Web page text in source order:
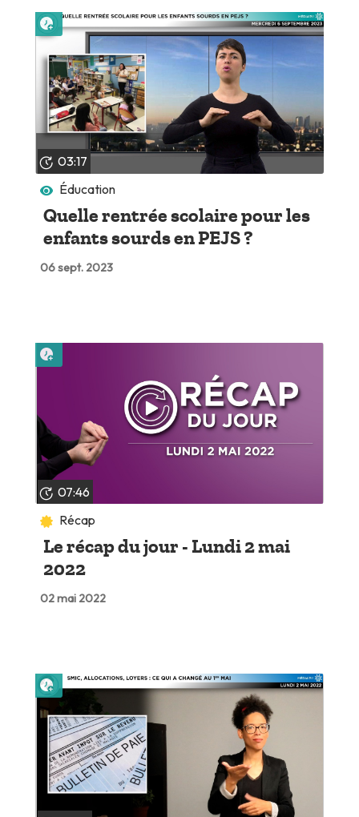
03:17
Éducation
Quelle rentrée scolaire pour les
enfants sourds en PEJS ?
06 sept. 2023
Lire plus tard
07:46
Récap
Le récap du jour - Lundi 2 mai
2022
02 mai 2022
Lire plus tard